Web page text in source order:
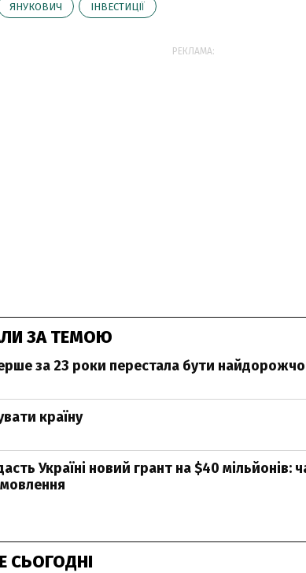
ЯНУКОВИЧ ІНВЕСТИЦІЇ
РЕКЛАМА:
ЗА ТЕМОЮ
за 23 роки перестала бути
країну
Україні новий грант на $40 мільйонів:
мовлення
СЬОГОДНІ